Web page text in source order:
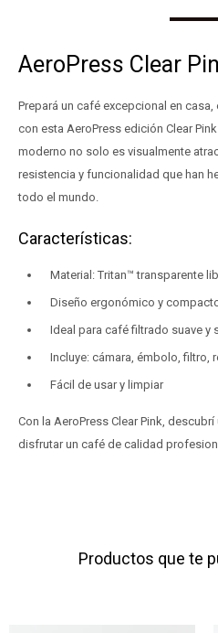
AeroPress Clear
Prepará un café excepcional en
con esta AeroPress edición Clear
moderno no solo es visualmente
resistencia y funcionalidad que han
todo el mundo.
Características:
Material: Tritan™ transparente
Diseño ergonómico y
Ideal para café filtrado suave y
Incluye: cámara, émbolo, filtro,
Fácil de usar y limpiar
Con la AeroPress Clear Pink,
disfrutar un café de calidad
Productos que te